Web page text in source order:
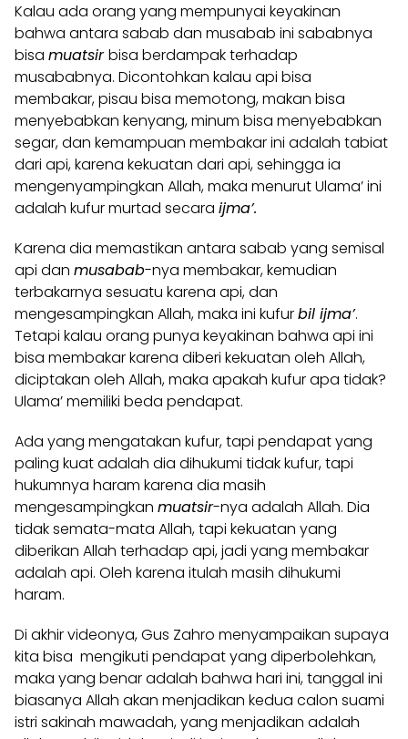
Kalau ada orang yang mempunyai keyakinan
bahwa antara sabab dan musabab ini sababnya
bisa muatsirbisa berdampak terhadap
musababnya. Dicontohkan kalau api bisa
membakar, pisau bisa memotong, makan bisa
menyebabkan kenyang, minum bisa menyebabkan
segar, dan kemampuan membakar ini adalah tabiat
dari api, karena kekuatan dari api, sehingga ia
mengenyampingkan Allah, maka menurut Ulama’ ini
adalah kufur murtad secara ijma’.
Karena dia memastikan antara sabab yang semisal
api dan musabab-nya membakar, kemudian
terbakarnya sesuatu karena api, dan
mengesampingkan Allah, maka ini kufurbil ijma’.
Tetapi kalau orang punya keyakinan bahwa api ini
bisa membakar karena diberi kekuatan oleh Allah,
diciptakan oleh Allah, maka apakah kufur apa tidak?
Ulama’ memiliki beda pendapat.
Ada yang mengatakan kufur, tapi pendapat yang
paling kuat adalah dia dihukumi tidak kufur, tapi
hukumnya haram karena dia masih
mengesampingkan muatsir-nya adalah Allah. Dia
tidak semata-mata Allah, tapi kekuatan yang
diberikan Allah terhadap api, jadi yang membakar
adalah api. Oleh karena itulah masih dihukumi
haram.
Di akhir videonya, Gus Zahro menyampaikan supaya
kita bisa mengikuti pendapat yang diperbolehkan,
maka yang benar adalah bahwa hari ini, tanggal ini
biasanya Allah akan menjadikan kedua calon suami
istri sakinah mawadah, yang menjadikan adalah